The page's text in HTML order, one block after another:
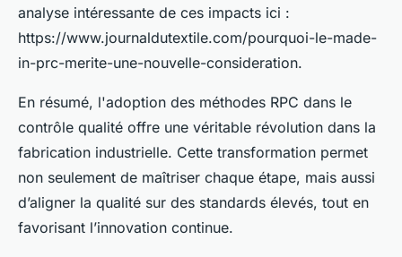
analyse intéressante de ces impacts ici :
https://www.journaldutextile.com/pourquoi-le-made-
in-prc-merite-une-nouvelle-consideration.
En résumé, l'adoption des méthodes RPC dans le
contrôle qualité offre une véritable révolution dans la
fabrication industrielle. Cette transformation permet
non seulement de maîtriser chaque étape, mais aussi
d’aligner la qualité sur des standards élevés, tout en
favorisant l’innovation continue.